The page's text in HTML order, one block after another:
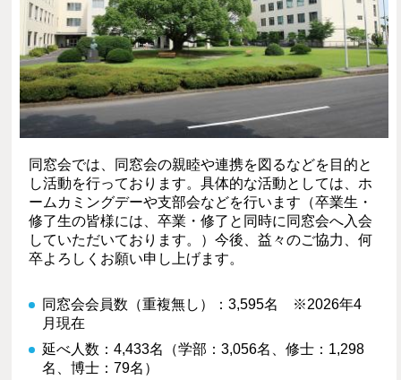
同窓会では、同窓会の親睦や連携を図るなどを目的と
し活動を行っております。具体的な活動としては、ホ
ームカミングデーや支部会などを行います（卒業生・
修了生の皆様には、卒業・修了と同時に同窓会へ入会
していただいております。）今後、益々のご協力、何
卒よろしくお願い申し上げます。
同窓会会員数（重複無し）：3,595名 ※2026年4
月現在
延べ人数：4,433名（学部：3,056名、修士：1,298
名、博士：79名）